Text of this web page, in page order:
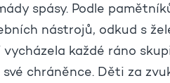
spásy. Podle
nástrojů, odkud s
každé ráno
chráněnce. Děti za